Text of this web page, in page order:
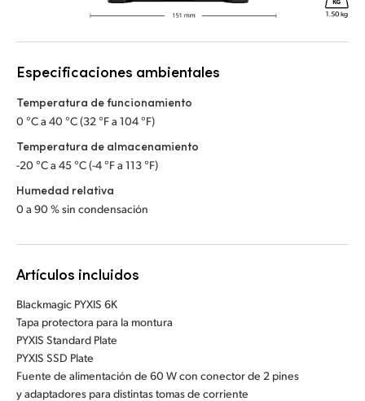
Especificaciones ambientales
Temperatura de funcionamiento
0 °C a 40 °C (32 °F a 104 °F)
Temperatura de almacenamiento
-20 °C a 45 °C (-4 °F a 113 °F)
Humedad relativa
0 a 90 % sin condensación
Artículos incluidos
Blackmagic PYXIS 6K
Tapa protectora para la montura
PYXIS Standard Plate
PYXIS SSD Plate
Fuente de alimentación de 60 W con conector de 2 pines
y adaptadores para distintas tomas de corriente